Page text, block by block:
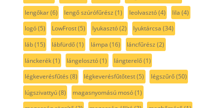
lengőkar(6) lengő szúrófűrész (1) leolvasztó(4) lila (4)
logó(5) LowFrost(5) lyukasztó(2) lyuktárcsa (34)
láb(15) lábfürdő(1) lámpa (16) láncfűrész (2)
lánckerék(1) lángelosztó(1) lángterelő(1)
légkeverésfűtés (8) légkeverésfűtőtest(5) légszűrő(50)
lúgszivattyú(8) magasnyomású mosó(1)